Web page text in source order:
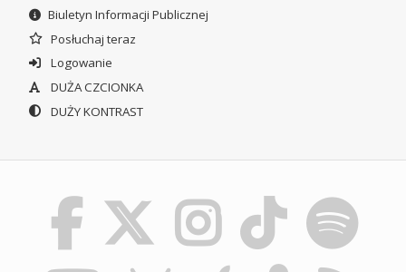
Biuletyn Informacji Publicznej
Posłuchaj teraz
Logowanie
DUŻA CZCIONKA
DUŻY KONTRAST